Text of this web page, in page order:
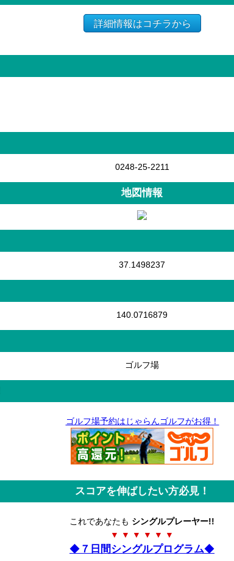
詳細情報はコチラから
0248-25-2211
地図情報
37.1498237
140.0716879
ゴルフ場
ゴルフ場予約はじゃらんゴルフがお得！
スコアを伸ばしたい方必見！
これであなたも シングルプレーヤー!!
▼ ▼ ▼ ▼ ▼ ▼
◆ ７日間シングルプログラム◆